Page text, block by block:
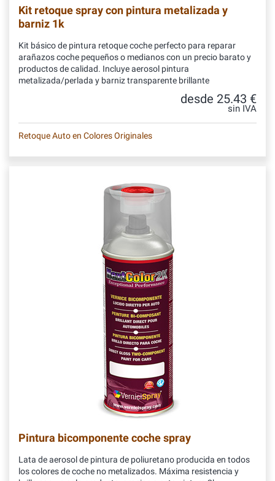
Kit retoque spray con pintura metalizada y
barniz 1k
Kit básico de pintura retoque coche perfecto para reparar
arañazos coche pequeños o medianos con un precio barato y
productos de calidad. Incluye aerosol pintura
metalizada/perlada y barniz transparente brillante
desde 25.43 €
sin IVA
Retoque Auto en Colores Originales
Pintura bicomponente coche spray
Lata de aerosol de pintura de poliuretano producida en todos
los colores de coche no metalizados. Máxima resistencia y